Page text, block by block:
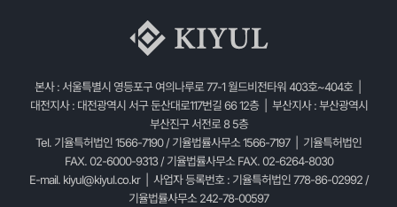
본사 : 서울특별시 영등포구 여의나루로 77-1 월드비전타워 403호~404호 |
대전지사 : 대전광역시 서구 둔산대로117번길 66 12층 | 부산지사 : 부산광역시
부산진구 서전로 8 5층
Tel. 기율특허법인 1566-7190 / 기율법률사무소 1566-7197 | 기율특허법인
FAX. 02-6000-9313 / 기율법률사무소 FAX. 02-6264-8030
E-mail. kiyul@kiyul.co.kr| 사업자 등록번호 : 기율특허법인 778-86-02992 /
기율법률사무소 242-78-00597